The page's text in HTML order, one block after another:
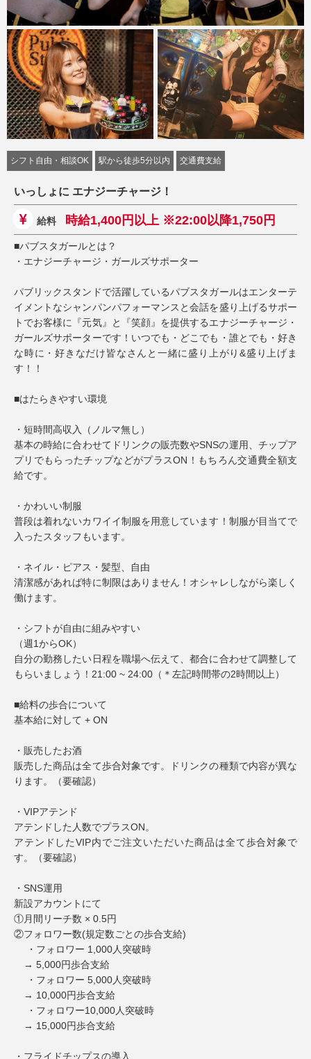
シフト自由・相談OK 駅から徒歩5分以内 交通費支給
いっしょに エナジーチャージ！
給料 時給1,400円以上 ※22:00以降1,750円
■パブスタガールとは？
・エナジーチャージ・ガールズサポーター
パブリックスタンドで活躍しているパブスタガールはエンターテ
イメントなシャンパンパフォーマンスと会話を盛り上げるサポー
トでお客様に『元気』と『笑顔』を提供するエナジーチャージ・
ガールズサポーターです！いつでも・どこでも・誰とでも・好き
な時に・好きなだけ皆なさんと一緒に盛り上がり&盛り上げま
す！！
■はたらきやすい環境
・短時間高収入（ノルマ無し）
基本の時給に合わせてドリンクの販売数やSNSの運用、チップア
プリでもらったチップなどがプラスON！もちろん交通費全額支
給です。
・かわいい制服
普段は着れないカワイイ制服を用意しています！制服が目当てで
入ったスタッフもいます。
・ネイル・ピアス・髪型、自由
清潔感があれば特に制限はありません！オシャレしながら楽しく
働けます。
・シフトが自由に組みやすい
（週1からOK）
自分の勤務したい日程を職場へ伝えて、都合に合わせて調整して
もらいましょう！21:00 ~ 24:00（＊左記時間帯の2時間以上）
■給料の歩合について
基本給に対して + ON
・販売したお酒
販売した商品は全て歩合対象です。ドリンクの種類で内容が異な
ります。（要確認）
・VIPアテンド
アテンドした人数でプラスON。
アテンドしたVIP内でご注文いただいた商品は全て歩合対象で
す。（要確認）
・SNS運用
新設アカウントにて
①月間リーチ数 × 0.5円
②フォロワー数(規定数ごとの歩合支給)
・フォロワー 1,000人突破時
→ 5,000円歩合支給
・フォロワー 5,000人突破時
→ 10,000円歩合支給
・フォロワー10,000人突破時
→ 15,000円歩合支給
・フライドチップスの導入